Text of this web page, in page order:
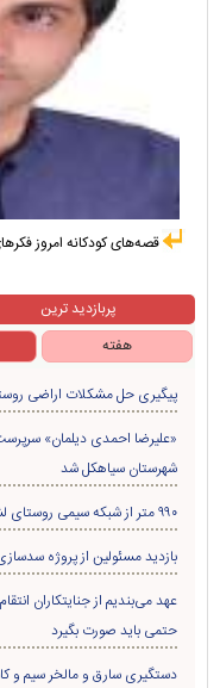
قصه‌های کودکانه امروز
پربازدید ترین
هفته
پیگیری حل مشکلات اراضی
«علیرضا احمدی دیلمان»
شهرستان سیاهکل شد
۹۹۰ متر از شبکه سیمی روستای لشکریان به کابل خودنگهدار ارتقاء یافت
بازدید مسئولین از پروژه
عهد می‌بندیم از جنایتکاران
حتمی باید صورت بگیرد
دستگیری سارق و مالخر سیم و